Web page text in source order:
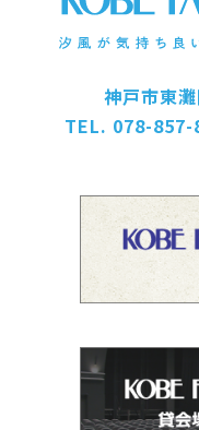
神戸市東
TEL. 078-